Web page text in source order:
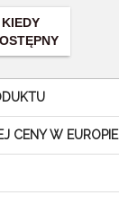
CENY W EUROPIE